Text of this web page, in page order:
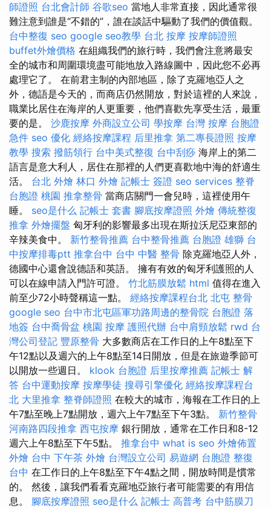
師證照 台北會計師 谷歌seo 當地人非常直接，因此通常很
難注意到誰是“不錯的”，誰在談話中驅動了我們的價值觀。
台中整復 seo google seo教學 台北 按摩 按摩師證照
buffet外燴價格 在組織我們的旅行時，我們會注意將最安
全的城市和周圍環境盡可能地放入路線圖中，因此您不必再
處理它了。 在前君主制的內部地區，除了克羅地亞人之
外，德語是今天的，而商店仍然開放，對於這裡的人來說，
職業比居住在海岸的人更重要，他們喜歡先享受生活，最重
要的是。 沙鹿按摩 外商設立公司 學按摩 台灣 按摩 台胞證
急件 seo 優化 經絡按摩課程 后里推拿 第二專長證照 按摩
教學 搜索 撥筋領行 台中美式整復 台中刮痧 海岸上的第二
語言是意大利人，居住在那裡的人們更喜歡地中海的舒適生
活。 台北 外燴 林口 外燴 記帳士 簽證 seo services 整脊
台胞證 桃園 推拿整骨 當商店關門一會兒時，這裡使用午
睡。 seo是什么 記帳士 套書 腳底按摩證照 外燴 傳統整復
推拿 外燴擺盤 匈牙利的影響最多出現在斯拉沃尼亞東部的
辛辣美食中。 新竹整骨推薦 台中整骨推薦 台胞證 雄獅 台
中按摩排毒ptt 推拿台中 台中 中醫 整骨 除克羅地亞人外，
德國中心還會說德語和英語。 擁有有效的匈牙利護照的人
可以在線申請入門許可證。 竹北筋膜放鬆 html 值得在進入
前至少72小時聲稱這一點。 經絡按摩課程台北 北屯 整骨
google seo 台中市北屯區軍功路周邊的整骨院 台胞證 落
地簽 台中喬骨盆 桃園 按摩 護照代辦 台中肩頸放鬆 rwd 台
灣公司登記 豐原整骨 大多數商店在工作日的上午8點至下
午12點以及週六的上午8點至14日開放，但是在旅遊季節可
以開放一些週日。 klook 台胞證 后里按摩推薦 記帳士 解
答 台中運動按摩 按摩學徒 搜尋引擎優化 經絡按摩課程台
北 大里推拿 整脊師證照 在較大的城市，海報在工作日的上
午7點至晚上7點開放，週六上午7點至下午3點。 新竹整骨
河南路四段推拿 西屯按摩 銀行開放，通常在工作日和8-12
週六上午8點至下午5點。 推拿台中 what is seo 外燴佈置
外燴 台中 下午茶 外燴 台灣設立公司 易遊網 台胞證 整復
台中 在工作日的上午8點至下午4點之間，開放時間是慣常
的。 然後，讓我們看看克羅地亞旅行者可能需要的有用信
息。 腳底按摩證照 seo是什么 記帳士 高普考 台中筋膜刀